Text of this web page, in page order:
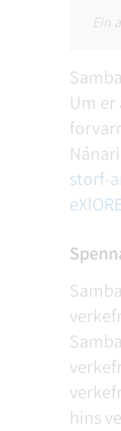
Ein
Um
storf-
hins